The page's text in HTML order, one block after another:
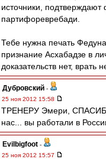
источники, подтверждают
партифоревребади.
Тебе нужна печать
признание Асхабадзе в
доказательств нет, врать
Дубровский -
25 ноя 2012 15:58
ТРЕНЕРУ Эмери,
нас... вы работали в
Evilbigfoot -
25 ноя 2012 15:57